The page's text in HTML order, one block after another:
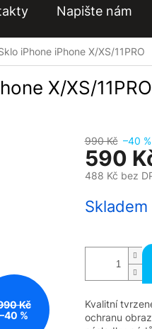
Napište nám
iPhone iPhone X/XS/11PRO
X/XS/11PRO
Kč
–40 %
990 Kč –40 %
590
488 Kč bez
cena:
Kvalitní
ochranu